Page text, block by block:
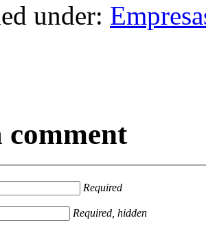
under:
comment
Required
Required, hidden